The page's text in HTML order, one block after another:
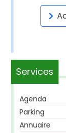
Services
Agenda
Parking
Annuaire